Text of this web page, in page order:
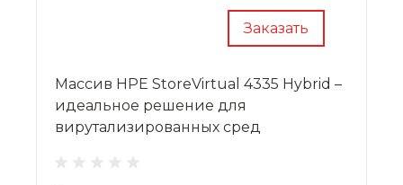
Заказать
Массив HPE StoreVirtual 4335 Hybrid –
идеальное решение для
вирутализированных сред